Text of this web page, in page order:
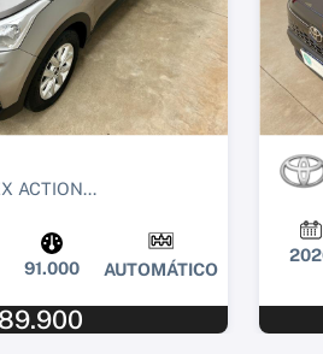
ACTION...
91.000 AUTOMÁTICO